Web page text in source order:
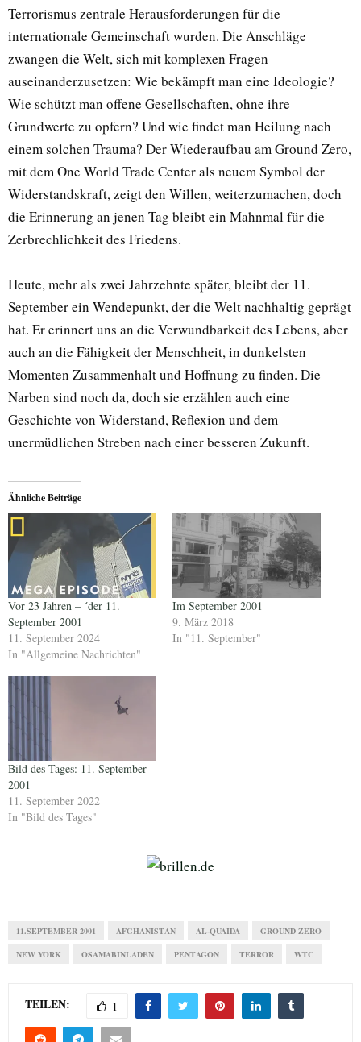
Terrorismus zentrale Herausforderungen für die
internationale Gemeinschaft wurden. Die Anschläge
zwangen die Welt, sich mit komplexen Fragen
auseinanderzusetzen: Wie bekämpft man eine Ideologie?
Wie schützt man offene Gesellschaften, ohne ihre
Grundwerte zu opfern? Und wie findet man Heilung nach
einem solchen Trauma? Der Wiederaufbau am Ground Zero,
mit dem One World Trade Center als neuem Symbol der
Widerstandskraft, zeigt den Willen, weiterzumachen, doch
die Erinnerung an jenen Tag bleibt ein Mahnmal für die
Zerbrechlichkeit des Friedens.
Heute, mehr als zwei Jahrzehnte später, bleibt der 11.
September ein Wendepunkt, der die Welt nachhaltig geprägt
hat. Er erinnert uns an die Verwundbarkeit des Lebens, aber
auch an die Fähigkeit der Menschheit, in dunkelsten
Momenten Zusammenhalt und Hoffnung zu finden. Die
Narben sind noch da, doch sie erzählen auch eine
Geschichte von Widerstand, Reflexion und dem
unermüdlichen Streben nach einer besseren Zukunft.
Ähnliche Beiträge
Vor 23 Jahren – ´der 11.
September 2001
11. September 2024
In "Allgemeine Nachrichten"
Im September 2001
9. März 2018
In "11. September"
Bild des Tages: 11. September
2001
11. September 2022
In "Bild des Tages"
11.SEPTEMBER 2001 AFGHANISTAN AL-QUAIDA GROUND ZERO
NEW YORK OSAMABINLADEN PENTAGON TERROR WTC
TEILEN: 1